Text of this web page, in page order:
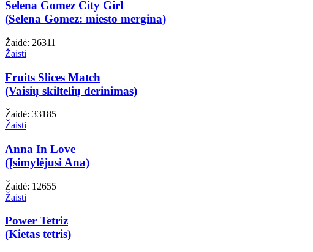
Selena Gomez City Girl
(Selena Gomez: miesto mergina)
Žaidė: 26311
Žaisti
Fruits Slices Match
(Vaisių skiltelių derinimas)
Žaidė: 33185
Žaisti
Anna In Love
(Įsimylėjusi Ana)
Žaidė: 12655
Žaisti
Power Tetriz
(Kietas tetris)